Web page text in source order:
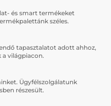
és smart termékeket
széles.
tapasztalatot adott ahhoz,
a világpiacon.
Ügyfélszolgálatunk
részesült.